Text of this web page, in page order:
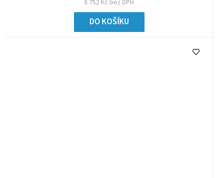
8 752 Kč bez DPH
DO KOŠÍKU